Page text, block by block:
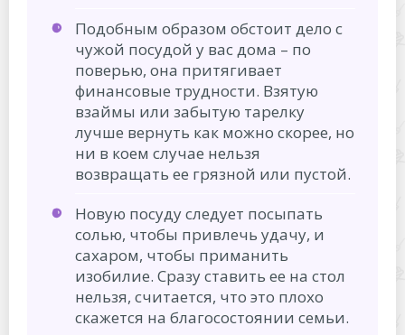
Подобным образом обстоит дело с
чужой посудой у вас дома – по
поверью, она притягивает
финансовые трудности. Взятую
взаймы или забытую тарелку
лучше вернуть как можно скорее, но
ни в коем случае нельзя
возвращать ее грязной или пустой.
Новую посуду следует посыпать
солью, чтобы привлечь удачу, и
сахаром, чтобы приманить
изобилие. Сразу ставить ее на стол
нельзя, считается, что это плохо
скажется на благосостоянии семьи.